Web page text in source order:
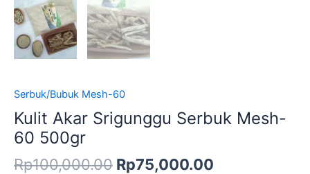
Serbuk/Bubuk Mesh-60
Kulit Akar Srigunggu Serbuk Mesh-
60 500gr
Rp100,000.00 Rp75,000.00